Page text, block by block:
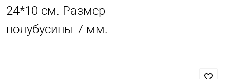
24*10 см. Размер
полубусины 7 мм.